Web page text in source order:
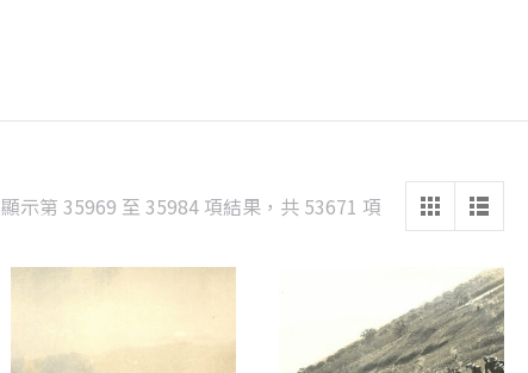
顯示第 35969 至 35984 項結果，共 53671 項 Sorted